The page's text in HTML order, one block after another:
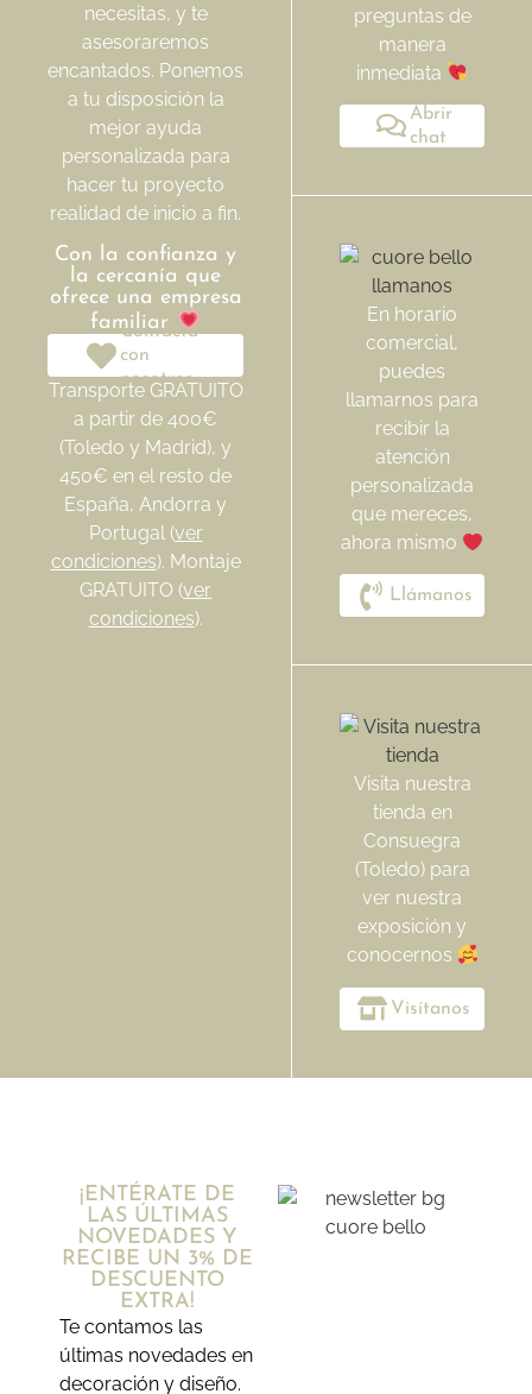
necesitas, y te
asesoraremos
encantados. Ponemos
a tu disposición la
mejor ayuda
personalizada para
hacer tu proyecto
realidad de inicio a fin.
Con la confianza y
la cercanía que
ofrece una empresa
familiar
Contacta
con
nosotros
Transporte GRATUITO
a partir de 400€
(Toledo y Madrid), y
450€ en el resto de
España, Andorra y
Portugal (ver
condiciones). Montaje
GRATUITO (ver
condiciones).
preguntas de
manera
inmediata
Abrir
chat
En horario
comercial,
puedes
llamarnos para
recibir la
atención
personalizada
que mereces,
ahora mismo
Llámanos
Visita nuestra
tienda en
Consuegra
(Toledo) para
ver nuestra
exposición y
conocernos
Visítanos
¡ENTÉRATE DE
LAS ÚLTIMAS
NOVEDADES Y
RECIBE UN 3% DE
DESCUENTO
EXTRA!
Te contamos las
últimas novedades en
decoración y diseño.